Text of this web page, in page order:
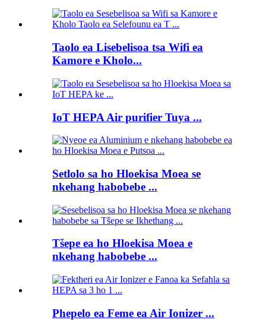
Taolo ea Lisebelisoa tsa Wifi ea
Kamore e Kholo...
IoT HEPA Air purifier Tuya ...
Setlolo sa ho Hloekisa Moea se
nkehang habobebe ...
Tšepe ea ho Hloekisa Moea e
nkehang habobebe ...
Phepelo ea Feme ea Air Ionizer ...